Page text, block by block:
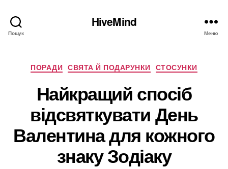
Пошук
HiveMind
Меню
Категорії
ПОРАДИ СВЯТА Й ПОДАРУНКИ СТОСУНКИ
Найкращий спосіб
відсвяткувати День
Валентина для кожного
знаку Зодіаку